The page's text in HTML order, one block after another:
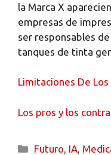
la Marca X
empresas de
ser responsables
tanques de tinta
Limitaciones De
Los pros y los
Futuro IA